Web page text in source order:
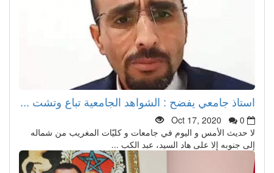
استاذ جامعي يفضح : الشواهد الجامعية تباع وتشت ...
Oct 17, 2020
0
لا حديث الأمس و اليوم في جامعات و كليّات المغريب من شماله
إلى جنوبه إلا على هاد السيد، عبد الكب ...